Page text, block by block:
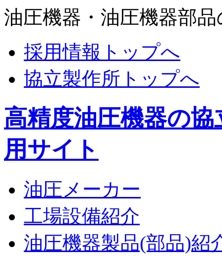
油圧機器・油圧機器部
採用情報トップへ
協立製作所トップへ
高精度油圧機器の
用サイト
油圧メーカー
工場設備紹介
油圧機器製品(部品)紹